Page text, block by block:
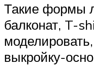
Такие формы
балконат, T-
выкройку-